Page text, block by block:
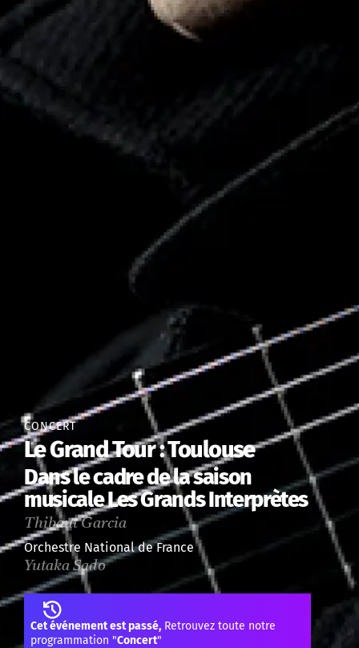
CONCERT
Le Grand Tour : Toulouse
Dans le cadre de la saison
musicale Les Grands Interprètes
Thibaut Garcia
Orchestre National de France
Yutaka Sado
Cet événement est passé, Retrouvez toute notre
programmation "Concert"